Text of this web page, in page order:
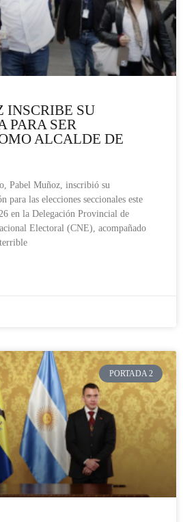
INSCRIBE SU
PARA SER
ALCALDE DE
Pabel Muñoz, inscribió su
para las elecciones seccionales este
en la Delegación Provincial de
Electoral (CNE), acompañado
PORTADA 2